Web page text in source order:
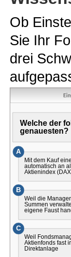
Ob
Sie Ihr
drei